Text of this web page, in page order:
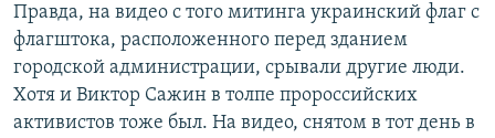
Правда, на видео с того митинга украинский флаг с
флагштока, расположенного перед зданием
городской администрации, срывали другие люди.
Хотя и Виктор Сажин в толпе пророссийских
активистов тоже был. На видео, снятом в тот день в